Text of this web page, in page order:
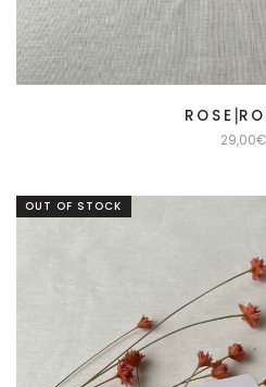
R O S E⎟R
29,00€
OUT OF STOCK